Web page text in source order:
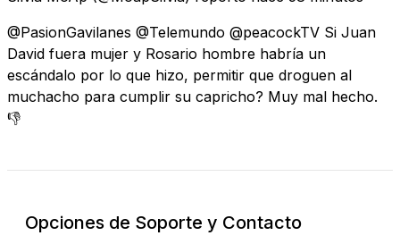
@PasionGavilanes @Telemundo @peacockTV Si Juan
David fuera mujer y Rosario hombre habría un
escándalo por lo que hizo, permitir que droguen al
muchacho para cumplir su capricho? Muy mal hecho.
👎
Opciones de Soporte y Contacto